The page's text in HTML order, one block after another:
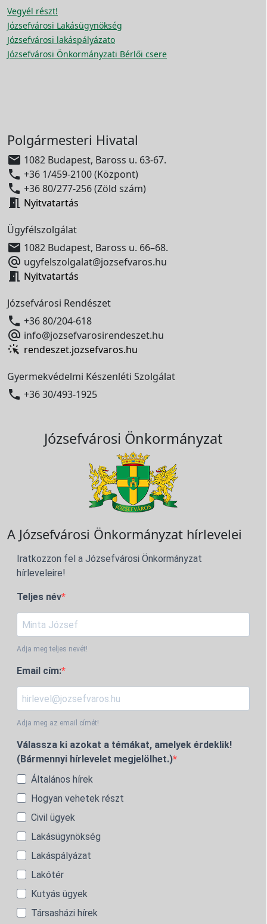
Vegyél részt!
Józsefvárosi Lakásügynökség
Józsefvárosi lakáspályázato
Józsefvárosi Önkormányzati Bérlői csere
Polgármesteri Hivatal
 1082 Budapest, Baross u. 63-67.
 +36 1/459-2100 (Központ)
 +36 80/277-256 (Zöld szám)
 Nyitvatartás
Ügyfélszolgálat
 1082 Budapest, Baross u. 66–68.
 ugyfelszolgalat@jozsefvaros.hu
 Nyitvatartás
Józsefvárosi Rendészet
 +36 80/204-618
 info@jozsefvarosirendeszet.hu
rendeszet.jozsefvaros.hu
Gyermekvédelmi Készenléti Szolgálat
 +36 30/493-1925
Józsefvárosi Önkormányzat
A Józsefvárosi Önkormányzat hírlevelei
Iratkozzon fel a Józsefvárosi Önkormányzat
hírleveleire!
Teljes név
Adja meg teljes nevét!
Email cím:
Adja meg az email címét!
Válassza ki azokat a témákat, amelyek érdeklik!
(Bármennyi hírlevelet megjelölhet.)
Általános hírek
Hogyan vehetek részt
Civil ügyek
Lakásügynökség
Lakáspályázat
Lakótér
Kutyás ügyek
Társasházi hírek